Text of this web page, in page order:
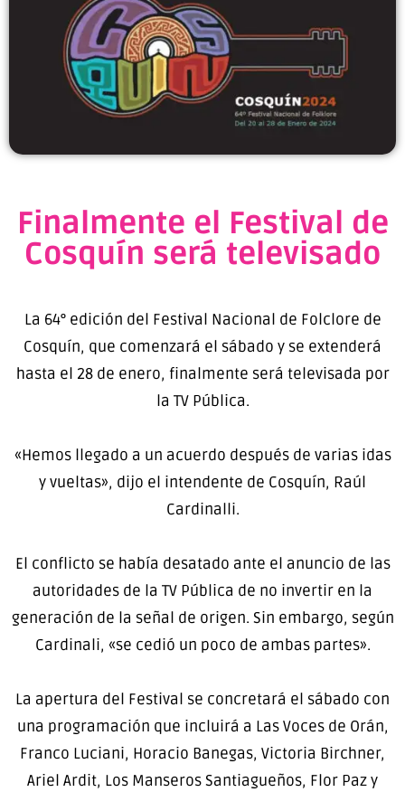
Finalmente el Festival de
Cosquín será televisado
La 64° edición del Festival Nacional de Folclore de
Cosquín, que comenzará el sábado y se extenderá
hasta el 28 de enero, finalmente será televisada por
la TV Pública.
«Hemos llegado a un acuerdo después de varias idas
y vueltas», dijo el intendente de Cosquín, Raúl
Cardinalli.
El conflicto se había desatado ante el anuncio de las
autoridades de la TV Pública de no invertir en la
generación de la señal de origen. Sin embargo, según
Cardinali, «se cedió un poco de ambas partes».
La apertura del Festival se concretará el sábado con
una programación que incluirá a Las Voces de Orán,
Franco Luciani, Horacio Banegas, Victoria Birchner,
Ariel Ardit, Los Manseros Santiagueños, Flor Paz y